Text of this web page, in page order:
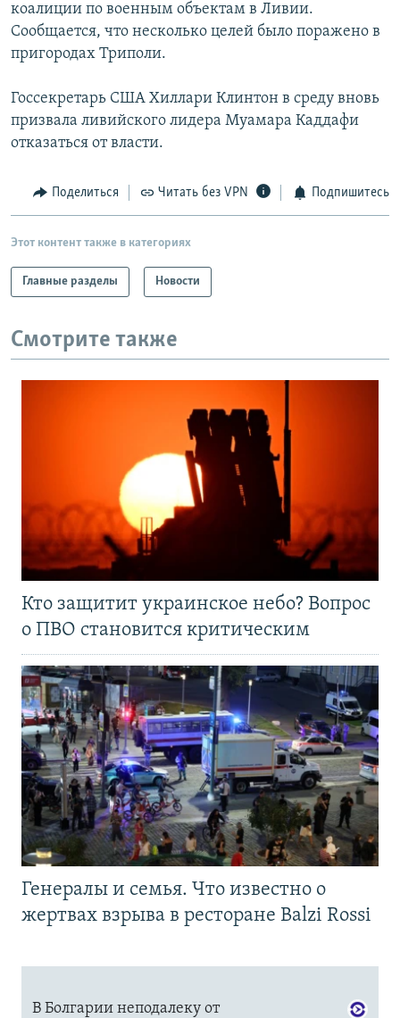
коалиции по военным объектам в Ливии.
Сообщается, что несколько целей было поражено в
пригородах Триполи.
Госсекретарь США Хиллари Клинтон в среду вновь
призвала ливийского лидера Муамара Каддафи
отказаться от власти.
Поделиться Читать без VPN Подпишитесь
Этот контент также в категориях
Главные разделы Новости
Смотрите также
Кто защитит украинское небо? Вопрос
о ПВО становится критическим
Генералы и семья. Что известно о
жертвах взрыва в ресторане Balzi Rossi